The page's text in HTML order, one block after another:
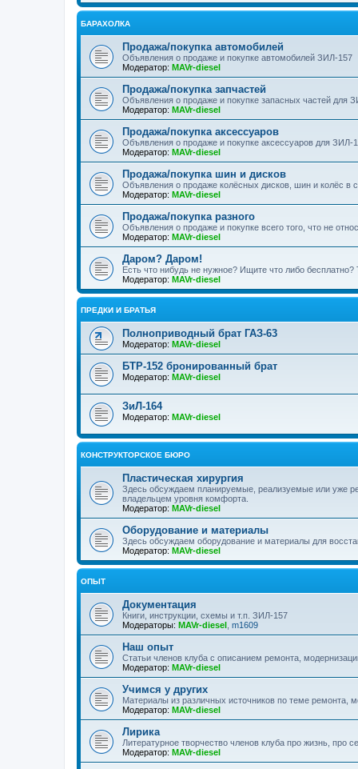
БАРАХОЛКА
Продажа/покупка автомобилей
Объявления о продаже и покупке автомобилей ЗИЛ-157
Модератор: MAVr-diesel
Продажа/покупка запчастей
Объявления о продаже и покупке запасных частей для
Модератор: MAVr-diesel
Продажа/покупка аксессуаров
Объявления о продаже и покупке аксессуаров для ЗИЛ-
Модератор: MAVr-diesel
Продажа/покупка шин и дисков
Объявления о продаже колёсных дисков, шин и колёс в
Модератор: MAVr-diesel
Продажа/покупка разного
Объявления о продаже и покупке всего того, что не
Модератор: MAVr-diesel
Даром? Даром!
Есть что нибудь не нужное? Ищите что либо бесплатно?
Модератор: MAVr-diesel
ПРЕДКИ И БРАТЬЯ
Полноприводный брат ГАЗ-63
Модератор: MAVr-diesel
БТР-152 бронированный брат
Модератор: MAVr-diesel
ЗиЛ-164
Модератор: MAVr-diesel
КОНСТРУКТОРСКОЕ БЮРО
Пластическая хирургия
Здесь обсуждаем планируемые, реализуемые или уже
владельцем уровня комфорта.
Модератор: MAVr-diesel
Оборудование и материалы
Здесь обсуждаем оборудование и материалы для
Модератор: MAVr-diesel
ОПЫТ
Документация
Книги, инструкции, схемы и т.п. ЗИЛ-157
Модераторы: MAVr-diesel m1609
Наш опыт
Статьи членов клуба с описанием ремонта,
Модератор: MAVr-diesel
Учимся у других
Материалы из различных источников по теме ремонта,
Модератор: MAVr-diesel
Лирика
Литературное творчество членов клуба про жизнь, про
Модератор: MAVr-diesel